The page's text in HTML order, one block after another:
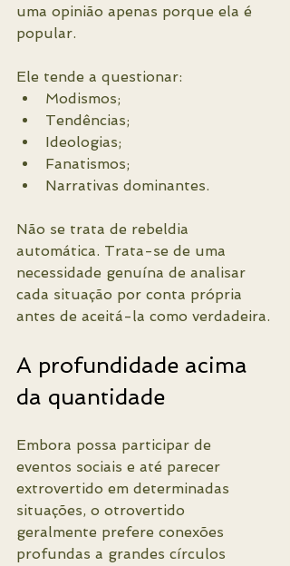
uma opinião apenas porque ela é
popular.
Ele tende a questionar:
Modismos;
Tendências;
Ideologias;
Fanatismos;
Narrativas dominantes.
Não se trata de rebeldia
automática. Trata-se de uma
necessidade genuína de analisar
cada situação por conta própria
antes de aceitá-la como verdadeira.
A profundidade acima
da quantidade
Embora possa participar de
eventos sociais e até parecer
extrovertido em determinadas
situações, o otrovertido
geralmente prefere conexões
profundas a grandes círculos